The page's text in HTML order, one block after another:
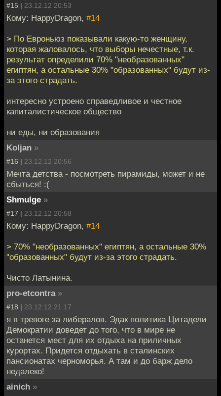
#15 | 23.12.12 20:53
Кому: HappyDragon, #14
> По Евроньюз показывали какую-то женщину,
которая жаловалось, что выборы нечестные, т.к.
результат определили 70% "необразованных"
египтян, а остальные 30% "образованных" будут из-
за этого страдать.
интересно устроено справедливое и честное
капиталистическое общество
ни еды, ни образования
Koljan »
#16 | 23.12.12 20:56
Мечта детства - посмотреть пирамиды, может и не
сбыться! :(
Shmulge »
#17 | 23.12.12 20:58
Кому: HappyDragon, #14
> 70% "необразованных" египтян, а остальные 30%
"образованных" будут из-за этого страдать.
Чисто Латынина.
pro-etcontra »
#18 | 23.12.12 21:17
я в тревоге за либералов. Эдак политика Цитадели
Демократии доведет до того, что в мире не
останется мест для их отдыха на приличных
курортах. Придется отдыхать в сталинских
пансионатах черноморья. А там и до барж дело
недалеко!
ainich »